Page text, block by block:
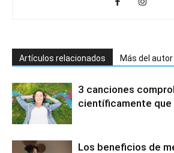
Artículos relacionados Más del autor
3 canciones
científicamente que
Los beneficios de